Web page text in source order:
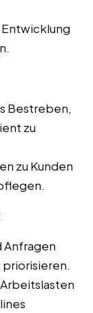
Bestreben,
zu
zu Kunden
Anfragen